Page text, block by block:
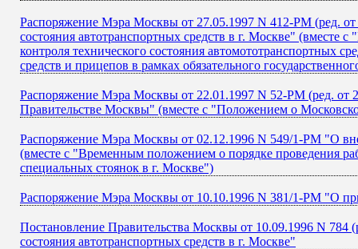
Распоряжение Мэра Москвы от 27.05.1997 N 412-РМ (ред. от
состояния автотранспортных средств в г. Москве" (вместе
контроля технического состояния автомототранспортных
средств и прицепов в рамках обязательного
Распоряжение Мэра Москвы от 22.01.1997 N 52-РМ (ред. от
Правительстве Москвы" (вместе с "Положением о
Распоряжение Мэра Москвы от 02.12.1996 N 549/1-РМ "О
(вместе с "Временным положением о порядке проведения
специальных стоянок в г. Москве")
Распоряжение Мэра Москвы от 10.10.1996 N 381/1-РМ "О
Постановление Правительства Москвы от 10.09.1996 N 784
состояния автотранспортных средств в г. Москве"